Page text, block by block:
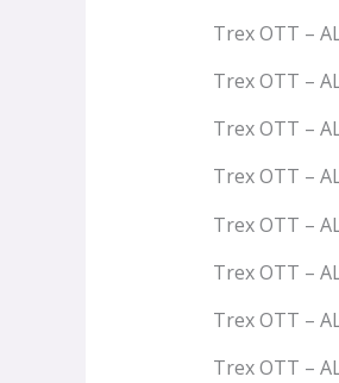
Trex OTT –
Trex OTT –
Trex OTT –
Trex OTT –
Trex OTT –
Trex OTT –
Trex OTT –
Trex OTT –